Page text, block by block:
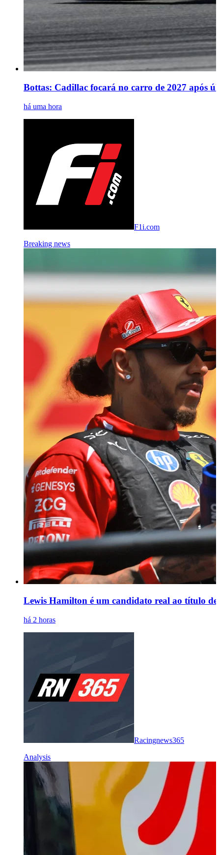
Bottas: Cadillac focará no carro de 2027 após
há uma hora
F1i.com
Breaking news
Lewis Hamilton é um candidato real ao título de
há 2 horas
Racingnews365
Analysis